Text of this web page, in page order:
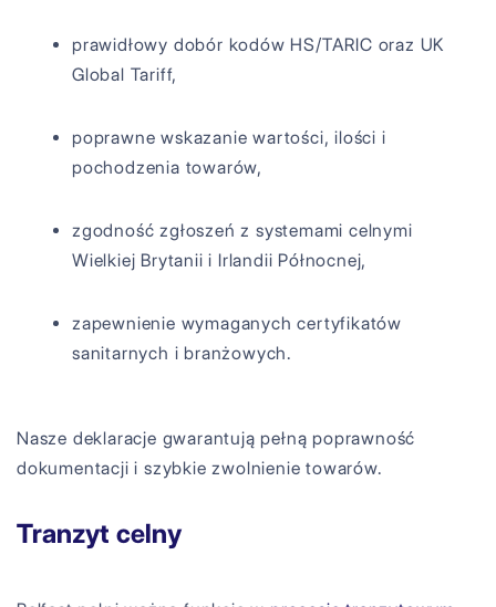
prawidłowy dobór kodów HS/TARIC oraz UK
Global Tariff,
poprawne wskazanie wartości, ilości i
pochodzenia towarów,
zgodność zgłoszeń z systemami celnymi
Wielkiej Brytanii i Irlandii Północnej,
zapewnienie wymaganych certyfikatów
sanitarnych i branżowych.
Nasze deklaracje gwarantują pełną poprawność
dokumentacji i szybkie zwolnienie towarów.
Tranzyt celny